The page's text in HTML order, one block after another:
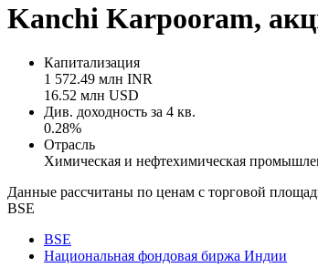
Kanchi Karpooram,
Капитализация
1 572.49 млн INR
16.52 млн USD
Див. доходность за 4 кв.
0.28%
Отрасль
Химическая и нефтехимическая
Данные рассчитаны по ценам с торговой
BSE
BSE
Национальная фондовая биржа Индии